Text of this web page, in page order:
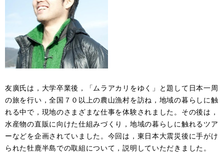
友廣氏は，大学卒業後，「ムラアカリをゆく」と題して日本一周
の旅を行い，全国７０以上の農山漁村を訪ね，地域の暮らしに触
れる中で，現地のさまざまな仕事を体験されました。その後は，
水産物の直販に向けた仕組みづくり，地域の暮らしに触れるツア
ーなどを企画されていました。今回は，東日本大震災後に手がけ
られた牡鹿半島での取組について，説明していただきました。